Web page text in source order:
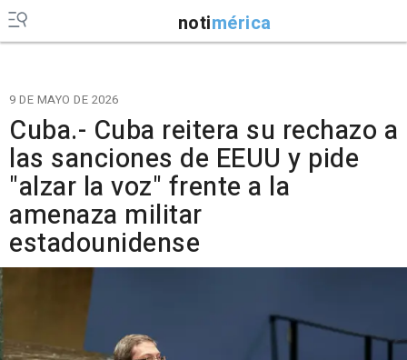
notimérica
9 DE MAYO DE 2026
Cuba.- Cuba reitera su rechazo a
las sanciones de EEUU y pide
"alzar la voz" frente a la
amenaza militar
estadounidense